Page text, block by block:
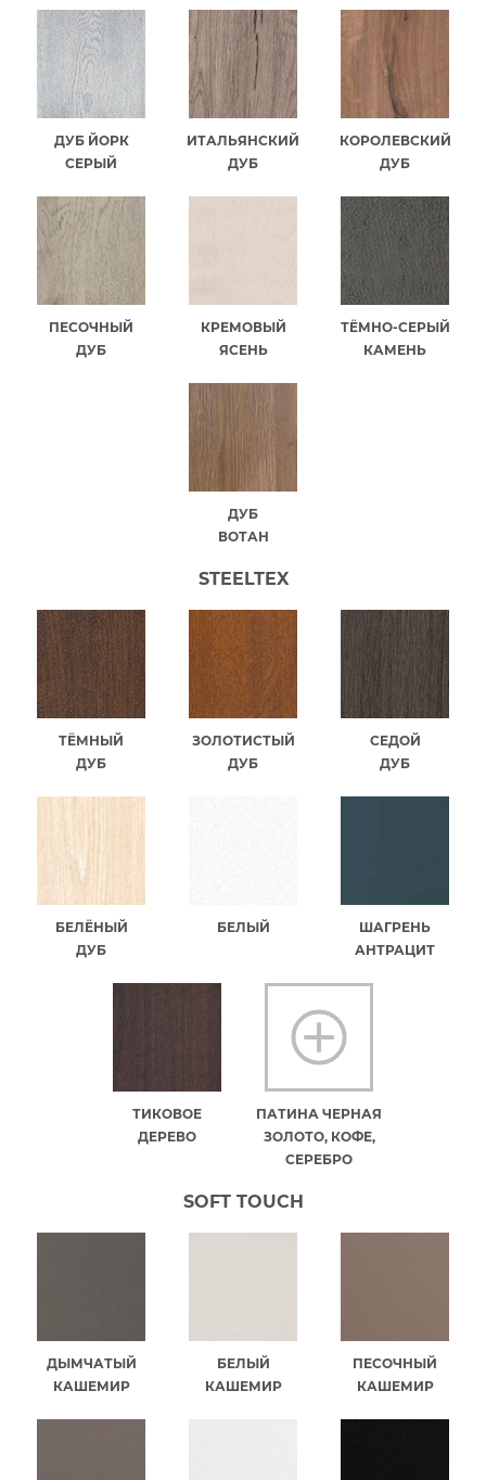
ДУБ ЙОРК
СЕРЫЙ
ИТАЛЬЯНСКИЙ
ДУБ
КОРОЛЕВСКИЙ
ДУБ
ПЕСОЧНЫЙ
ДУБ
КРЕМОВЫЙ
ЯСЕНЬ
ТЁМНО-СЕРЫЙ
КАМЕНЬ
ДУБ
ВОТАН
STEELTEX
ТЁМНЫЙ
ДУБ
ЗОЛОТИСТЫЙ
ДУБ
СЕДОЙ
ДУБ
БЕЛЁНЫЙ
ДУБ
БЕЛЫЙ
ШАГРЕНЬ
АНТРАЦИТ
ТИКОВОЕ
ДЕРЕВО
ПАТИНА ЧЕРНАЯ
ЗОЛОТО, КОФЕ,
СЕРЕБРО
SOFT TOUCH
ДЫМЧАТЫЙ
КАШЕМИР
БЕЛЫЙ
КАШЕМИР
ПЕСОЧНЫЙ
КАШЕМИР